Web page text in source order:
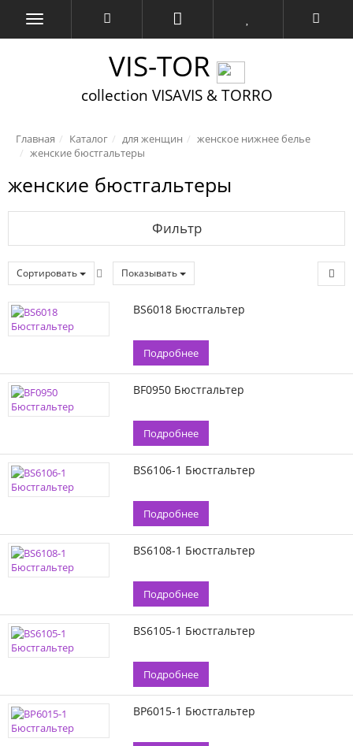
VIS-TOR
collection VISAVIS & TORRO
Главная Каталог для женщин
женское нижнее белье
женские бюстгальтеры
женские бюстгальтеры
Фильтр
Сортировать Показывать
BS6018 Бюстгальтер
Подробнее
BF0950 Бюстгальтер
Подробнее
BS6106-1 Бюстгальтер
Подробнее
BS6108-1 Бюстгальтер
Подробнее
BS6105-1 Бюстгальтер
Подробнее
BP6015-1 Бюстгальтер